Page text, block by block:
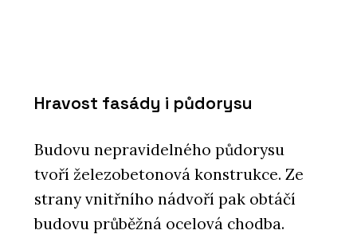
Hravost fasády i půdorysu
Budovu nepravidelného půdorysu
tvoří železobetonová konstrukce. Ze
strany vnitřního nádvoří pak obtáčí
budovu průběžná ocelová chodba.